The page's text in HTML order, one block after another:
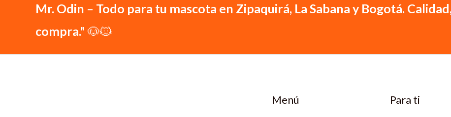
Mr. Odin – Todo para tu mascota en Zipaquirá, La Sabana y Bogotá.
compra." 🐶🐱
Menú Para ti